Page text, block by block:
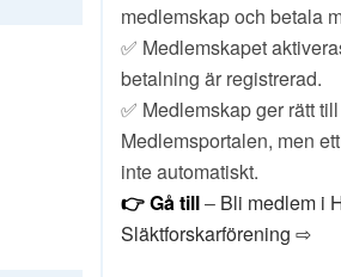
medlemskap och betala
✅ Medlemskapet
betalning är registrerad.
✅ Medlemskap ger rätt till
Medlemsportalen, men
inte automatiskt.
👉 Gå till– Bli medlem i
Släktforskarförening ⇨